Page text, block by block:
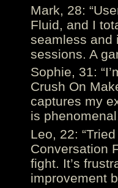
Mark, 28:
Fluid, and I
seamless and
sessions. A
Sophie, 31:
Crush On
captures my
is
Leo, 22:
Conversation
fight. It’s
improvement